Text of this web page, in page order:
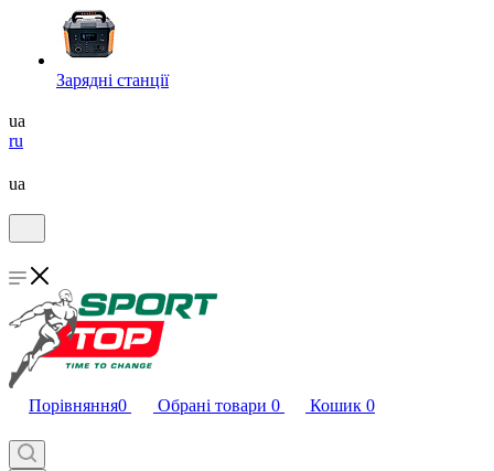
Зарядні станції
ua
ru
ua
Порівняння0 Обрані товари 0 Кошик 0